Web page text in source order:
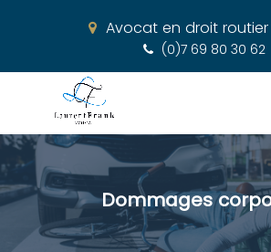
Avocat en droit routier
(0)7 69 80 30 62
Dommages